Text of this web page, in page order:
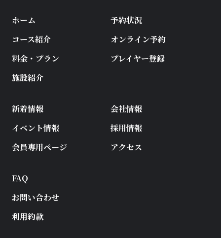
ホーム
コース紹介
料金・プラン
施設紹介
予約状況
オンライン予約
プレイヤー登録
新着情報
イベント情報
会員専用ページ
会社情報
採用情報
アクセス
FAQ
お問い合わせ
利用約款